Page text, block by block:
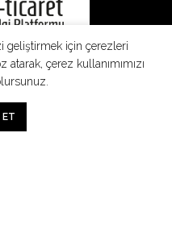
geliştirmek için çerezleri
çerez kullanımımızı
ET